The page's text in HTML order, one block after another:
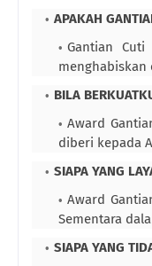
APAKAH
Gantian
BILA
Award
diberi kepada
SIAPA YANG
Award
Sementara
SIAPA YANG